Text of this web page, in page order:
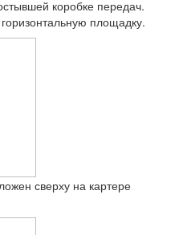
коробке передач.
площадку.
сверху на картере